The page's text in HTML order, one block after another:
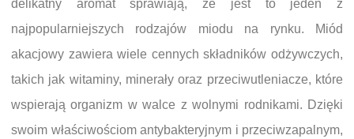
delikatny aromat sprawiają, że jest to jeden z
najpopularniejszych rodzajów miodu na rynku. Miód
akacjowy zawiera wiele cennych składników odżywczych,
takich jak witaminy, minerały oraz przeciwutleniacze, które
wspierają organizm w walce z wolnymi rodnikami. Dzięki
swoim właściwościom antybakteryjnym i przeciwzapalnym,